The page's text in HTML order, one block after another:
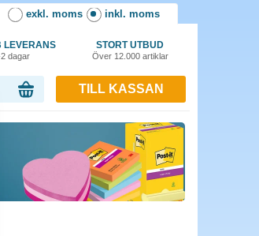
exkl. moms inkl. moms
LEVERANS
dagar
STORT UTBUD
Över 12.000 artiklar
TILL KASSAN